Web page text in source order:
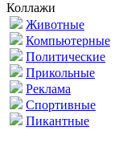
Коллажи
Животные
Компьютерные
Политические
Прикольные
Реклама
Спортивные
Пикантные